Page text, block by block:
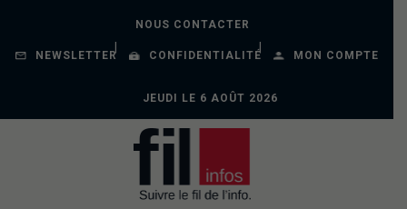
NOUS CONTACTER
NEWSLETTER CONFIDENTIALITÉ MON COMPTE
JEUDI LE 6 AOÛT 2026